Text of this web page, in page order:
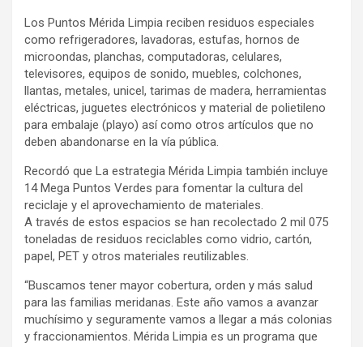
Los Puntos Mérida Limpia reciben residuos especiales
como refrigeradores, lavadoras, estufas, hornos de
microondas, planchas, computadoras, celulares,
televisores, equipos de sonido, muebles, colchones,
llantas, metales, unicel, tarimas de madera, herramientas
eléctricas, juguetes electrónicos y material de polietileno
para embalaje (playo) así como otros artículos que no
deben abandonarse en la vía pública.
Recordó que La estrategia Mérida Limpia también incluye
14 Mega Puntos Verdes para fomentar la cultura del
reciclaje y el aprovechamiento de materiales.
A través de estos espacios se han recolectado 2 mil 075
toneladas de residuos reciclables como vidrio, cartón,
papel, PET y otros materiales reutilizables.
“Buscamos tener mayor cobertura, orden y más salud
para las familias meridanas. Este año vamos a avanzar
muchísimo y seguramente vamos a llegar a más colonias
y fraccionamientos. Mérida Limpia es un programa que